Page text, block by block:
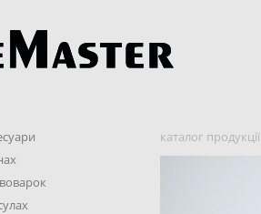
каталог продукції